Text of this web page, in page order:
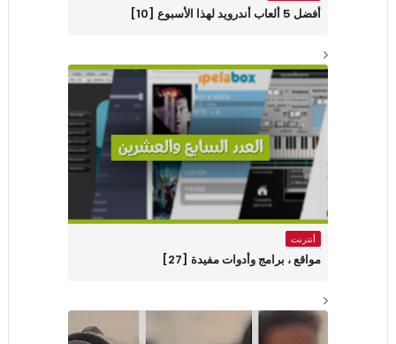
أفضل 5 ألعاب أندرويد لهذا الأسبوع [10]
أنترنت
مواقع ، برامج وأدوات مفيدة [27]